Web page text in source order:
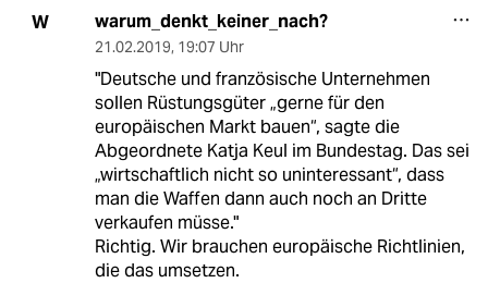
W warum_denkt_keiner_nach?
21.02.2019, 19:07 Uhr
"Deutsche und französische Unternehmen
sollen Rüstungsgüter „gerne für den
europäischen Markt bauen“, sagte die
Abgeordnete Katja Keul im Bundestag. Das sei
„wirtschaftlich nicht so uninteressant“, dass
man die Waffen dann auch noch an Dritte
verkaufen müsse."
Richtig. Wir brauchen europäische Richtlinien,
die das umsetzen.